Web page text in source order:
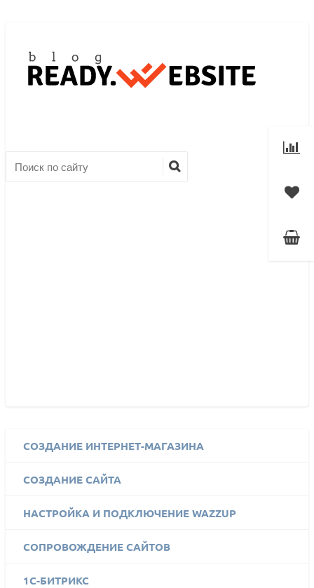
СОЗДАНИЕ ИНТЕРНЕТ-МАГАЗИНА
СОЗДАНИЕ САЙТА
НАСТРОЙКА И ПОДКЛЮЧЕНИЕ WAZZUP
СОПРОВОЖДЕНИЕ САЙТОВ
1C-БИТРИКС